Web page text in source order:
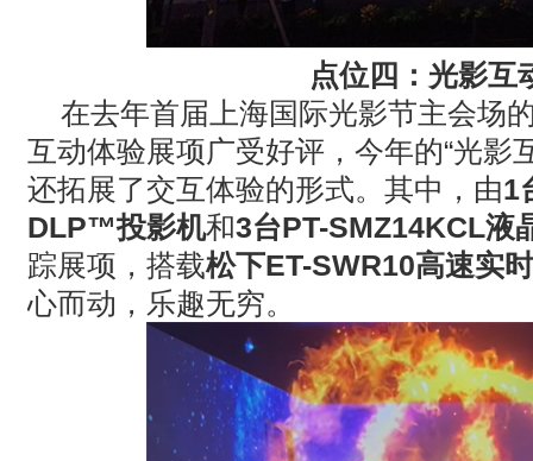
点位四：光影互
在去年首届上海国际光影节主会场
互动体验展项广受好评，今年的“光影
还拓展了交互体验的形式。其中，由1
DLP™投影机和3台PT-SMZ14KCL液
踪展项，搭载松下ET-SWR10高速实
心而动，乐趣无穷。